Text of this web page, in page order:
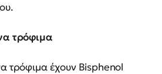
τρόφιμα
τρόφιμα έχουν Bisphenol